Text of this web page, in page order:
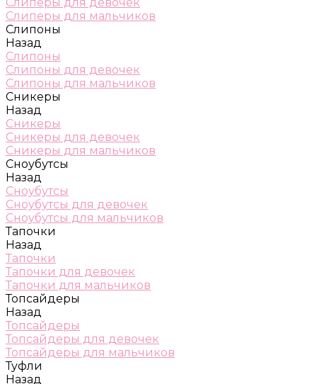
Слиперы для мальчиков
Слипоны
Назад
Слипоны
Слипоны для девочек
Слипоны для мальчиков
Сникеры
Назад
Сникеры
Сникеры для девочек
Сникеры для мальчиков
Сноубутсы
Назад
Сноубутсы
Сноубутсы для девочек
Сноубутсы для мальчиков
Тапочки
Назад
Тапочки
Тапочки для девочек
Тапочки для мальчиков
Топсайдеры
Назад
Топсайдеры
Топсайдеры для девочек
Топсайдеры для мальчиков
Туфли
Назад